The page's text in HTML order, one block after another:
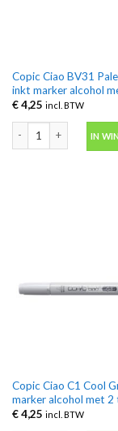
Copic Ciao BV31
inkt marker alcohol
€4,25 incl. BTW
IN
Copic Ciao C1 Cool
marker alcohol met 2
€4,25 incl. BTW